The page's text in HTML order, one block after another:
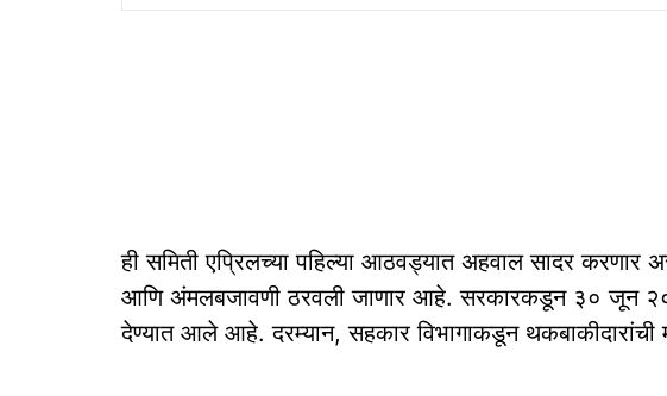
ही समिती एप्रिलच्या पहिल्या आठवड्यात अहवाल सादर करणार
आणि अंमलबजावणी ठरवली जाणार आहे. सरकारकडून ३० जून
देण्यात आले आहे. दरम्यान, सहकार विभागाकडून